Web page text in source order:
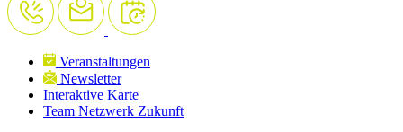
Veranstaltungen
Newsletter
Interaktive Karte
Team Netzwerk Zukunft